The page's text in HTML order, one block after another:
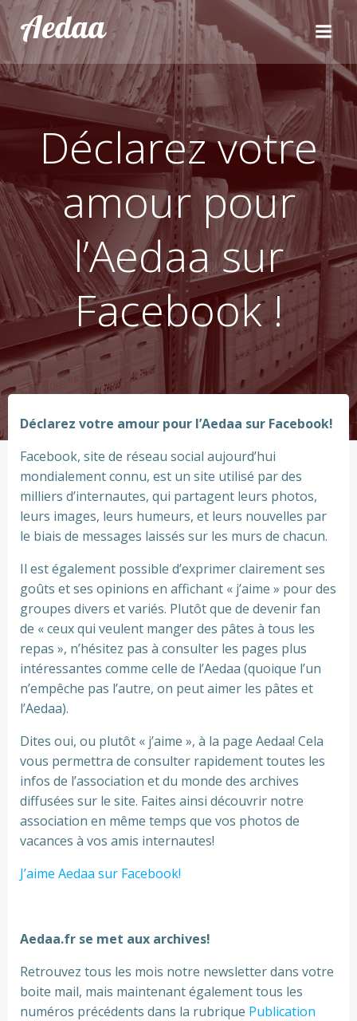
Aller
au
contenu
Aedaa
Déclarez votre
amour pour
l’Aedaa sur
Facebook !
Déclarez votre amour pour l’Aedaa sur Facebook!
Facebook, site de réseau social aujourd’hui
mondialement connu, est un site utilisé par des
milliers d’internautes, qui partagent leurs photos,
leurs images, leurs humeurs, et leurs nouvelles par
le biais de messages laissés sur les murs de chacun.
Il est également possible d’exprimer clairement ses
goûts et ses opinions en affichant « j’aime » pour des
groupes divers et variés. Plutôt que de devenir fan
de « ceux qui veulent manger des pâtes à tous les
repas », n’hésitez pas à consulter les pages plus
intéressantes comme celle de l’Aedaa (quoique l’un
n’empêche pas l’autre, on peut aimer les pâtes et
l’Aedaa).
Dites oui, ou plutôt « j’aime », à la page Aedaa! Cela
vous permettra de consulter rapidement toutes les
infos de l’association et du monde des archives
diffusées sur le site. Faites ainsi découvrir notre
association en même temps que vos photos de
vacances à vos amis internautes!
J’aime Aedaa sur Facebook!
Aedaa.fr se met aux archives!
Retrouvez tous les mois notre newsletter dans votre
boite mail, mais maintenant également tous les
numéros précédents dans la rubrique Publication